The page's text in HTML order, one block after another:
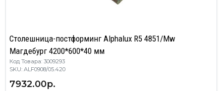
Столешница-постформинг Alphalux R5 4851/Mw
Магдебург 4200*600*40 мм
Код Товара: 3009293
SKU: ALF0908/05.420
7932.00р.